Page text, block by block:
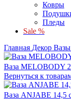
Ковры
Пледы
Sale %
Главная Декор Вазы
Ваза MELOBODY
Вернуться к
Ваза ANJABE 14,5